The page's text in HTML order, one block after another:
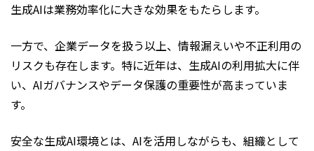
生成AIは業務効率化に大きな効果をもたらします。
一方で、企業データを扱う以上、情報漏えいや不正利用の
リスクも存在します。特に近年は、生成AIの利用拡大に伴
い、AIガバナンスやデータ保護の重要性が高まっていま
す。
安全な生成AI環境とは、AIを活用しながらも、組織として